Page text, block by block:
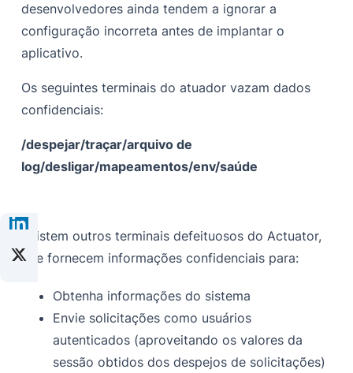
desenvolvedores ainda tendem a ignorar a
configuração incorreta antes de implantar o
aplicativo.
Os seguintes terminais do atuador vazam dados
confidenciais:
/despejar/traçar/arquivo de
log/desligar/mapeamentos/env/saúde
Existem outros terminais defeituosos do Actuator,
que fornecem informações confidenciais para:
Obtenha informações do sistema
Envie solicitações como usuários
autenticados (aproveitando os valores da
sessão obtidos dos despejos de solicitações)